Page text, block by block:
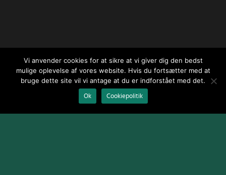
Vi anvender cookies for at sikre at vi giver dig den bedst
mulige oplevelse af vores website. Hvis du fortsætter med at
bruge dette site vil vi antage at du er indforstået med det.
Ok
Cookiepolitik